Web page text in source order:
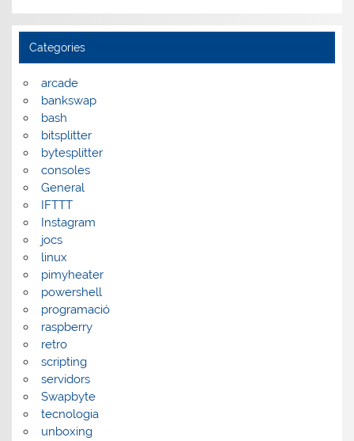
Categories
arcade
bankswap
bash
bitsplitter
bytesplitter
consoles
General
IFTTT
Instagram
jocs
linux
pimyheater
powershell
programació
raspberry
retro
scripting
servidors
Swapbyte
tecnologia
unboxing